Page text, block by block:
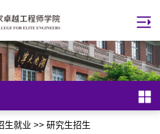
生就业 >> 研究生招生